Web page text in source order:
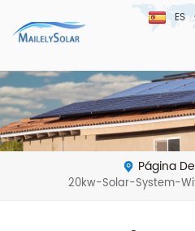
ES
Página
20kw-Solar-System-